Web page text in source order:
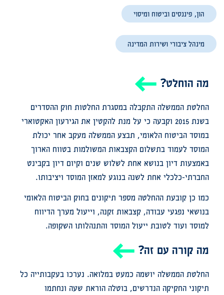
מה הוחלט?
החלטת הממשלה התקבלה במסגרת החלטות חוק ההסדרים
בשנת 2015 וקבעה כי על מנת להקטין את הגירעון האקטוארי
במוסד הביטוח הלאומי, תבצע הממשלה מעקב אחר יכולת
המוסד לעמוד בתשלום הקצבאות המשולמות בטווח הארוך
באמצעות דיון בנושא אחת לשלוש שנים וקיום דיון בקבינט
החברתי-כלכלי אחת לשנה בנוגע למאזן המוסד ויציבותו.
כמו כן קובעת ההחלטה מספר תיקונים בחוק הביטוח הלאומי
בנושאי נפגעי עבודה, קצבאות זקנה, וייעול מערך הדיווח
למוסד ועוד לטובת ייעול המוסד והתנהלותו השקופה.
מה קורה עם זה?
החלטת הממשלה יושמה כמעט במלואה. נערכו בעקבותייה כל
תיקוני החקיקה הנדרשים, בוטלה הוראת שעה ונחתמו
הון, פיננסים וביטוח ומיסוי
מינהל ציבורי ושירות המדינה